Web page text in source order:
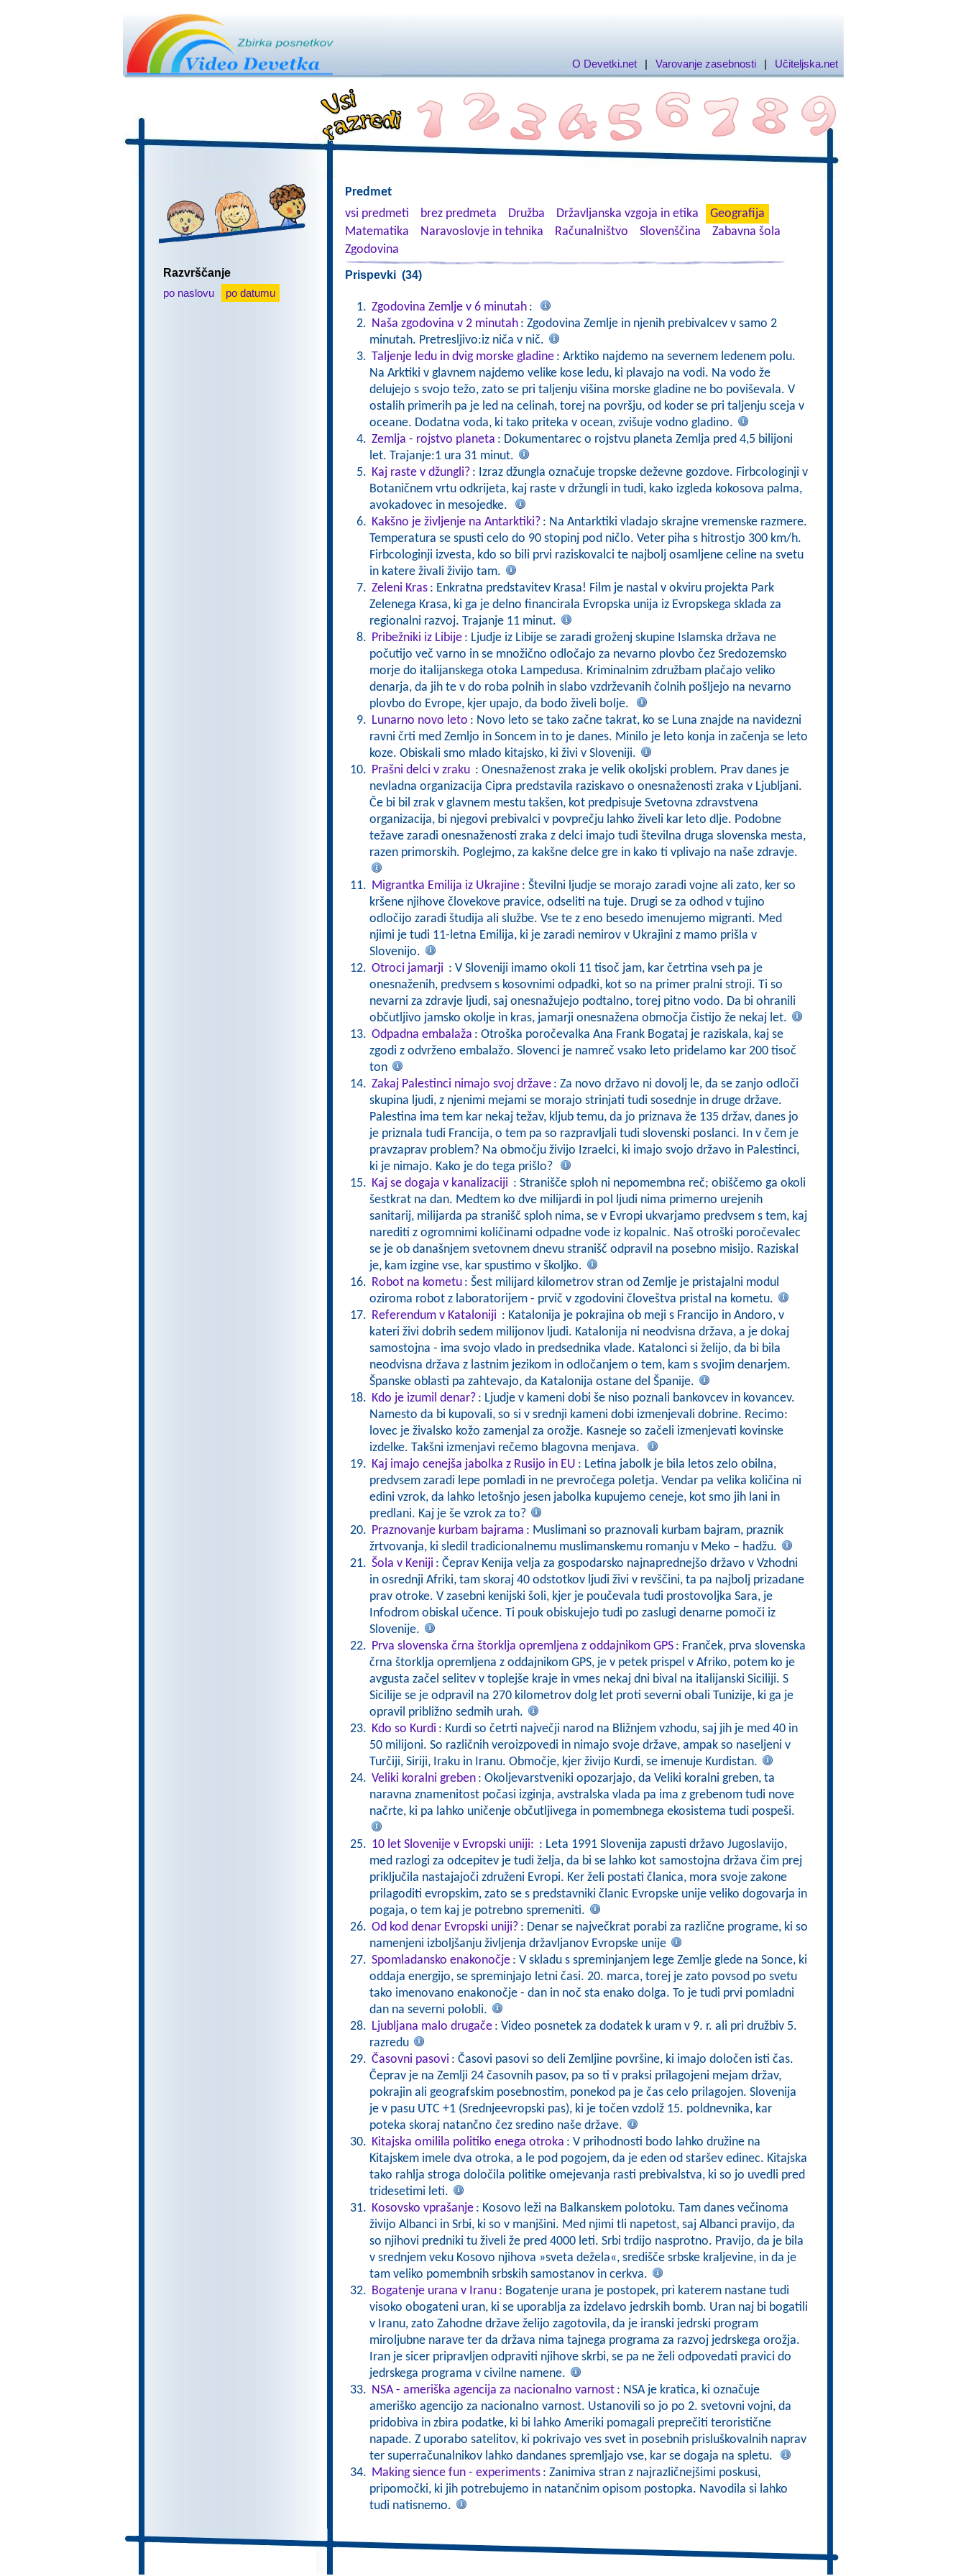
O Devetki.net | Varovanje zasebnosti | Učiteljska.net
Razvrščanje
po naslovu
po datumu
Predmet
vsi predmeti
brez predmeta Družba Državljanska vzgoja in etika
Geografija
Matematika
Naravoslovje in tehnika Računalništvo Slovenščina
Zabavna šola
Zgodovina
Prispevki (34)
Zgodovina Zemlje v 6 minutah :
Naša zgodovina v 2 minutah : Zgodovina Zemlje in njenih prebivalcev v samo 2
minutah. Pretresljivo:iz niča v nič.
Taljenje ledu in dvig morske gladine : Arktiko najdemo na severnem ledenem polu.
Na Arktiki v glavnem najdemo velike kose ledu, ki plavajo na vodi. Na vodo že
delujejo s svojo težo, zato se pri taljenju višina morske gladine ne bo poviševala. V
ostalih primerih pa je led na celinah, torej na površju, od koder se pri taljenju sceja v
oceane. Dodatna voda, ki tako priteka v ocean, zvišuje vodno gladino.
Zemlja - rojstvo planeta : Dokumentarec o rojstvu planeta Zemlja pred 4,5 bilijoni
let. Trajanje:1 ura 31 minut.
Kaj raste v džungli? : Izraz džungla označuje tropske deževne gozdove. Firbcologinji v
Botaničnem vrtu odkrijeta, kaj raste v držungli in tudi, kako izgleda kokosova palma,
avokadovec in mesojedke.
Kakšno je življenje na Antarktiki? : Na Antarktiki vladajo skrajne vremenske razmere.
Temperatura se spusti celo do 90 stopinj pod ničlo. Veter piha s hitrostjo 300 km/h.
Firbcologinji izvesta, kdo so bili prvi raziskovalci te najbolj osamljene celine na svetu
in katere živali živijo tam.
Zeleni Kras : Enkratna predstavitev Krasa! Film je nastal v okviru projekta Park
Zelenega Krasa, ki ga je delno financirala Evropska unija iz Evropskega sklada za
regionalni razvoj. Trajanje 11 minut.
Pribežniki iz Libije : Ljudje iz Libije se zaradi groženj skupine Islamska država ne
počutijo več varno in se množično odločajo za nevarno plovbo čez Sredozemsko
morje do italijanskega otoka Lampedusa. Kriminalnim združbam plačajo veliko
denarja, da jih te v do roba polnih in slabo vzdrževanih čolnih pošljejo na nevarno
plovbo do Evrope, kjer upajo, da bodo živeli bolje.
Lunarno novo leto : Novo leto se tako začne takrat, ko se Luna znajde na navidezni
ravni črti med Zemljo in Soncem in to je danes. Minilo je leto konja in začenja se leto
koze. Obiskali smo mlado kitajsko, ki živi v Sloveniji.
Prašni delci v zraku : Onesnaženost zraka je velik okoljski problem. Prav danes je
nevladna organizacija Cipra predstavila raziskavo o onesnaženosti zraka v Ljubljani.
Če bi bil zrak v glavnem mestu takšen, kot predpisuje Svetovna zdravstvena
organizacija, bi njegovi prebivalci v povprečju lahko živeli kar leto dlje. Podobne
težave zaradi onesnaženosti zraka z delci imajo tudi številna druga slovenska mesta,
razen primorskih. Poglejmo, za kakšne delce gre in kako ti vplivajo na naše zdravje.
Migrantka Emilija iz Ukrajine : Številni ljudje se morajo zaradi vojne ali zato, ker so
kršene njihove človekove pravice, odseliti na tuje. Drugi se za odhod v tujino
odločijo zaradi študija ali službe. Vse te z eno besedo imenujemo migranti. Med
njimi je tudi 11-letna Emilija, ki je zaradi nemirov v Ukrajini z mamo prišla v
Slovenijo.
Otroci jamarji : V Sloveniji imamo okoli 11 tisoč jam, kar četrtina vseh pa je
onesnaženih, predvsem s kosovnimi odpadki, kot so na primer pralni stroji. Ti so
nevarni za zdravje ljudi, saj onesnažujejo podtalno, torej pitno vodo. Da bi ohranili
občutljivo jamsko okolje in kras, jamarji onesnažena območja čistijo že nekaj let.
Odpadna embalaža : Otroška poročevalka Ana Frank Bogataj je raziskala, kaj se
zgodi z odvrženo embalažo. Slovenci je namreč vsako leto pridelamo kar 200 tisoč
ton
Zakaj Palestinci nimajo svoj države : Za novo državo ni dovolj le, da se zanjo odloči
skupina ljudi, z njenimi mejami se morajo strinjati tudi sosednje in druge države.
Palestina ima tem kar nekaj težav, kljub temu, da jo priznava že 135 držav, danes jo
je priznala tudi Francija, o tem pa so razpravljali tudi slovenski poslanci. In v čem je
pravzaprav problem? Na območju živijo Izraelci, ki imajo svojo državo in Palestinci,
ki je nimajo. Kako je do tega prišlo?
Kaj se dogaja v kanalizaciji : Stranišče sploh ni nepomembna reč; obiščemo ga okoli
šestkrat na dan. Medtem ko dve milijardi in pol ljudi nima primerno urejenih
sanitarij, milijarda pa stranišč sploh nima, se v Evropi ukvarjamo predvsem s tem, kaj
narediti z ogromnimi količinami odpadne vode iz kopalnic. Naš otroški poročevalec
se je ob današnjem svetovnem dnevu stranišč odpravil na posebno misijo. Raziskal
je, kam izgine vse, kar spustimo v školjko.
Robot na kometu : Šest milijard kilometrov stran od Zemlje je pristajalni modul
oziroma robot z laboratorijem - prvič v zgodovini človeštva pristal na kometu.
Referendum v Kataloniji : Katalonija je pokrajina ob meji s Francijo in Andoro, v
kateri živi dobrih sedem milijonov ljudi. Katalonija ni neodvisna država, a je dokaj
samostojna - ima svojo vlado in predsednika vlade. Katalonci si želijo, da bi bila
neodvisna država z lastnim jezikom in odločanjem o tem, kam s svojim denarjem.
Španske oblasti pa zahtevajo, da Katalonija ostane del Španije.
Kdo je izumil denar? : Ljudje v kameni dobi še niso poznali bankovcev in kovancev.
Namesto da bi kupovali, so si v srednji kameni dobi izmenjevali dobrine. Recimo:
lovec je živalsko kožo zamenjal za orožje. Kasneje so začeli izmenjevati kovinske
izdelke. Takšni izmenjavi rečemo blagovna menjava.
Kaj imajo cenejša jabolka z Rusijo in EU : Letina jabolk je bila letos zelo obilna,
predvsem zaradi lepe pomladi in ne prevročega poletja. Vendar pa velika količina ni
edini vzrok, da lahko letošnjo jesen jabolka kupujemo ceneje, kot smo jih lani in
predlani. Kaj je še vzrok za to?
Praznovanje kurbam bajrama : Muslimani so praznovali kurbam bajram, praznik
žrtvovanja, ki sledil tradicionalnemu muslimanskemu romanju v Meko – hadžu.
Šola v Keniji : Čeprav Kenija velja za gospodarsko najnaprednejšo državo v Vzhodni
in osrednji Afriki, tam skoraj 40 odstotkov ljudi živi v revščini, ta pa najbolj prizadane
prav otroke. V zasebni kenijski šoli, kjer je poučevala tudi prostovoljka Sara, je
Infodrom obiskal učence. Ti pouk obiskujejo tudi po zaslugi denarne pomoči iz
Slovenije.
Prva slovenska črna štorklja opremljena z oddajnikom GPS : Franček, prva slovenska
črna štorklja opremljena z oddajnikom GPS, je v petek prispel v Afriko, potem ko je
avgusta začel selitev v toplejše kraje in vmes nekaj dni bival na italijanski Siciliji. S
Sicilije se je odpravil na 270 kilometrov dolg let proti severni obali Tunizije, ki ga je
opravil približno sedmih urah.
Kdo so Kurdi : Kurdi so četrti največji narod na Bližnjem vzhodu, saj jih je med 40 in
50 milijoni. So različnih veroizpovedi in nimajo svoje države, ampak so naseljeni v
Turčiji, Siriji, Iraku in Iranu. Območje, kjer živijo Kurdi, se imenuje Kurdistan.
Veliki koralni greben : Okoljevarstveniki opozarjajo, da Veliki koralni greben, ta
naravna znamenitost počasi izginja, avstralska vlada pa ima z grebenom tudi nove
načrte, ki pa lahko uničenje občutljivega in pomembnega ekosistema tudi pospeši.
10 let Slovenije v Evropski uniji: : Leta 1991 Slovenija zapusti državo Jugoslavijo,
med razlogi za odcepitev je tudi želja, da bi se lahko kot samostojna država čim prej
priključila nastajajoči združeni Evropi. Ker želi postati članica, mora svoje zakone
prilagoditi evropskim, zato se s predstavniki članic Evropske unije veliko dogovarja in
pogaja, o tem kaj je potrebno spremeniti.
Od kod denar Evropski uniji? : Denar se največkrat porabi za različne programe, ki so
namenjeni izboljšanju življenja državljanov Evropske unije
Spomladansko enakonočje : V skladu s spreminjanjem lege Zemlje glede na Sonce, ki
oddaja energijo, se spreminjajo letni časi. 20. marca, torej je zato povsod po svetu
tako imenovano enakonočje - dan in noč sta enako dolga. To je tudi prvi pomladni
dan na severni polobli.
Ljubljana malo drugače : Video posnetek za dodatek k uram v 9. r. ali pri družbiv 5.
razredu
Časovni pasovi : Časovi pasovi so deli Zemljine površine, ki imajo določen isti čas.
Čeprav je na Zemlji 24 časovnih pasov, pa so ti v praksi prilagojeni mejam držav,
pokrajin ali geografskim posebnostim, ponekod pa je čas celo prilagojen. Slovenija
je v pasu UTC +1 (Srednjeevropski pas), ki je točen vzdolž 15. poldnevnika, kar
poteka skoraj natančno čez sredino naše države.
Kitajska omilila politiko enega otroka : V prihodnosti bodo lahko družine na
Kitajskem imele dva otroka, a le pod pogojem, da je eden od staršev edinec. Kitajska
tako rahlja stroga določila politike omejevanja rasti prebivalstva, ki so jo uvedli pred
tridesetimi leti.
Kosovsko vprašanje : Kosovo leži na Balkanskem polotoku. Tam danes večinoma
živijo Albanci in Srbi, ki so v manjšini. Med njimi tli napetost, saj Albanci pravijo, da
so njihovi predniki tu živeli že pred 4000 leti. Srbi trdijo nasprotno. Pravijo, da je bila
v srednjem veku Kosovo njihova »sveta dežela«, središče srbske kraljevine, in da je
tam veliko pomembnih srbskih samostanov in cerkva.
Bogatenje urana v Iranu : Bogatenje urana je postopek, pri katerem nastane tudi
visoko obogateni uran, ki se uporablja za izdelavo jedrskih bomb. Uran naj bi bogatili
v Iranu, zato Zahodne države želijo zagotovila, da je iranski jedrski program
miroljubne narave ter da država nima tajnega programa za razvoj jedrskega orožja.
Iran je sicer pripravljen odpraviti njihove skrbi, se pa ne želi odpovedati pravici do
jedrskega programa v civilne namene.
NSA - ameriška agencija za nacionalno varnost : NSA je kratica, ki označuje
ameriško agencijo za nacionalno varnost. Ustanovili so jo po 2. svetovni vojni, da
pridobiva in zbira podatke, ki bi lahko Ameriki pomagali preprečiti teroristične
napade. Z uporabo satelitov, ki pokrivajo ves svet in posebnih prisluškovalnih naprav
ter superračunalnikov lahko dandanes spremljajo vse, kar se dogaja na spletu.
Making sience fun - experiments : Zanimiva stran z najrazličnejšimi poskusi,
pripomočki, ki jih potrebujemo in natančnim opisom postopka. Navodila si lahko
tudi natisnemo.